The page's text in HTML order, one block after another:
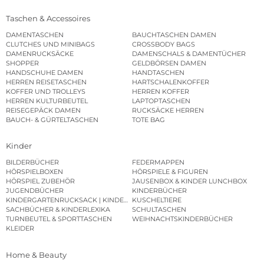
Taschen & Accessoires
DAMENTASCHEN
BAUCHTASCHEN DAMEN
CLUTCHES UND MINIBAGS
CROSSBODY BAGS
DAMENRUCKSÄCKE
DAMENSCHALS & DAMENTÜCHER
SHOPPER
GELDBÖRSEN DAMEN
HANDSCHUHE DAMEN
HANDTASCHEN
HERREN REISETASCHEN
HARTSCHALENKOFFER
KOFFER UND TROLLEYS
HERREN KOFFER
HERREN KULTURBEUTEL
LAPTOPTASCHEN
REISEGEPÄCK DAMEN
RUCKSÄCKE HERREN
BAUCH- & GÜRTELTASCHEN
TOTE BAG
Kinder
BILDERBÜCHER
FEDERMAPPEN
HÖRSPIELBOXEN
HÖRSPIELE & FIGUREN
HÖRSPIEL ZUBEHÖR
JAUSENBOX & KINDER LUNCHBOX
JUGENDBÜCHER
KINDERBÜCHER
KINDERGARTENRUCKSACK | KINDERGARTENBEUTEL
KUSCHELTIERE
SACHBÜCHER & KINDERLEXIKA
SCHULTASCHEN
TURNBEUTEL & SPORTTASCHEN
WEIHNACHTSKINDERBÜCHER
KLEIDER
Home & Beauty